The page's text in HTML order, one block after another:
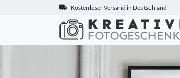
Kostenloser Versand in Deutschland